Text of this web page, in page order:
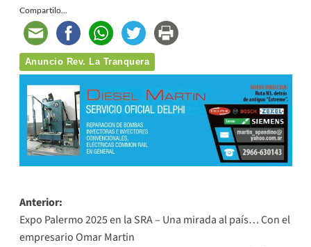
Compartilo...
Anuncio Rev. La Tranquera
Navegación
de
Anterior:
Expo Palermo 2025 en la SRA – Una mirada al país… Con el
empresario Omar Martin